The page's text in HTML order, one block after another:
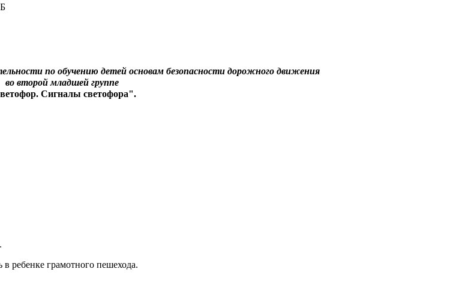
по обучению детей основам безопасности дорожного движения
во второй младшей группе
Сигналы светофора".
ребенке грамотного пешехода.